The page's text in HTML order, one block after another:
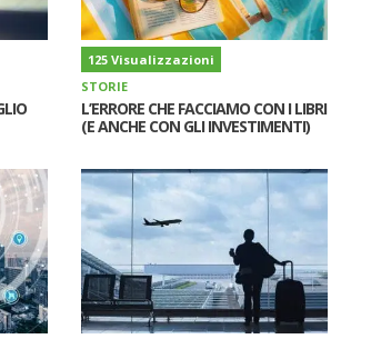
125 Visualizzazioni
STORIE
L’ERRORE CHE FACCIAMO CON I LIBRI
(E ANCHE CON GLI INVESTIMENTI)